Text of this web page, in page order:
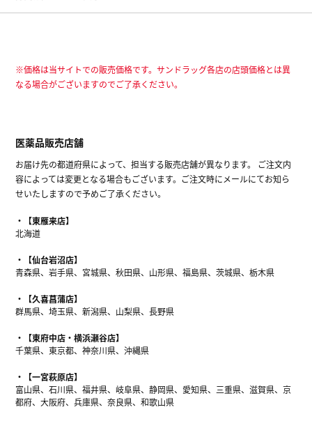
※価格は当サイトでの販売価格です。サンドラッグ各店の店頭価格とは異
なる場合がございますのでご了承ください。
医薬品販売店舗
お届け先の都道府県によって、担当する販売店舗が異なります。 ご注文内
容によっては変更となる場合もございます。ご注文時にメールにてお知ら
せいたしますので予めご了承ください。
【東雁来店】
北海道
【仙台岩沼店】
青森県、岩手県、宮城県、秋田県、山形県、福島県、茨城県、栃木県
【久喜菖蒲店】
群馬県、埼玉県、新潟県、山梨県、長野県
【東府中店・横浜瀬谷店】
千葉県、東京都、神奈川県、沖縄県
【一宮萩原店】
富山県、石川県、福井県、岐阜県、静岡県、愛知県、三重県、滋賀県、京
都府、大阪府、兵庫県、奈良県、和歌山県